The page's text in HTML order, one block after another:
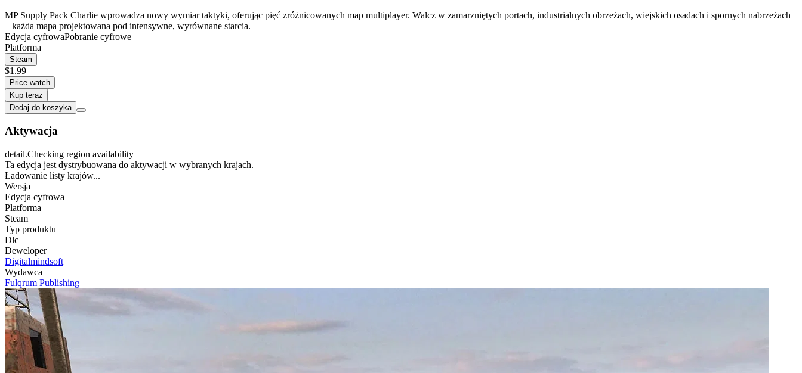
MP Supply Pack Charlie wprowadza nowy wymiar taktyki, oferując pięć zróżnicowanych map multiplayer. Walcz w zamarzniętych portach, industrialnych obrzeżach, wiejskich osadach i spornych nabrzeżach
– każda mapa projektowana pod intensywne, wyrównane starcia.
Edycja cyfrowaPobranie cyfrowe
Platforma
Steam
$1.99
Price watch
Kup teraz
Dodaj do koszyka
Aktywacja
detail.Checking region availability
Ta edycja jest dystrybuowana do aktywacji w wybranych krajach.
Ładowanie listy krajów...
Wersja
Edycja cyfrowa
Platforma
Steam
Typ produktu
Dlc
Deweloper
Digitalmindsoft
Wydawca
Fulqrum Publishing